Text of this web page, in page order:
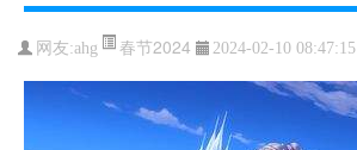
网友:ahg 春节2024 2024-02-10 08:47:15